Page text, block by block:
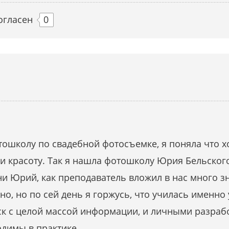
0
по свадебной фотосъемке, я поняла что
красоту. Так я нашла фотошколу Юрия
Юрий, как преподаватель вложил в нас много
но по сей день я горжусь, что училась
с целой массой информации, и личными